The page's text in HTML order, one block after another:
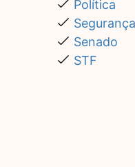
Política
Segurança
Senado
STF